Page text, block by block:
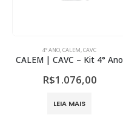
4° ANO CALEM CAVC
CALEM | CAVC – Kit 4° Ano
R$1.076,00
LEIA MAIS